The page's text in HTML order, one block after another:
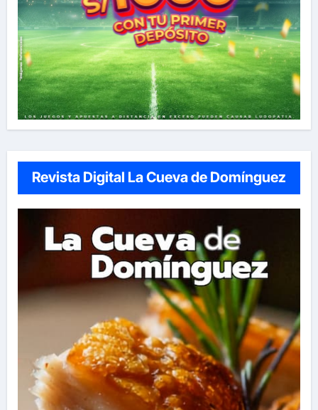
Revista Digital La Cueva de Domínguez